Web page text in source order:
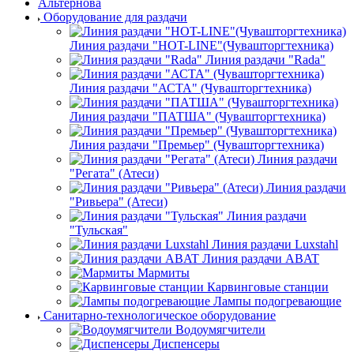
Оборудование для раздачи
Линия раздачи "HOT-LINE"(Чувашторгтехника)
Линия раздачи "Rada"
Линия раздачи "АСТА" (Чувашторгтехника)
Линия раздачи "ПАТША" (Чувашторгтехника)
Линия раздачи "Премьер" (Чувашторгтехника)
Линия раздачи
"Регата" (Атеси)
Линия раздачи
"Ривьера" (Атеси)
Линия раздачи
"Тульская"
Линия раздачи Luxstahl
Линия раздачи ABAT
Мармиты
Карвинговые станции
Лампы подогревающие
Санитарно-технологическое оборудование
Водоумягчители
Диспенсеры